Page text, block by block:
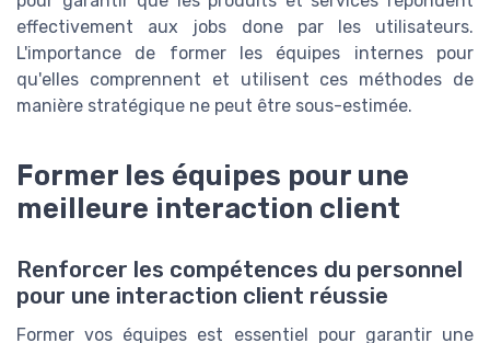
effectivement aux jobs done par les utilisateurs.
L'importance de former les équipes internes pour
qu'elles comprennent et utilisent ces méthodes de
manière stratégique ne peut être sous-estimée.
Former les équipes pour une
meilleure interaction client
Renforcer les compétences du personnel
pour une interaction client réussie
Former vos équipes est essentiel pour garantir une